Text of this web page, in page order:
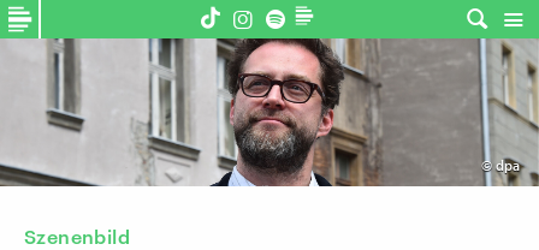
© dpa
Szenenbild